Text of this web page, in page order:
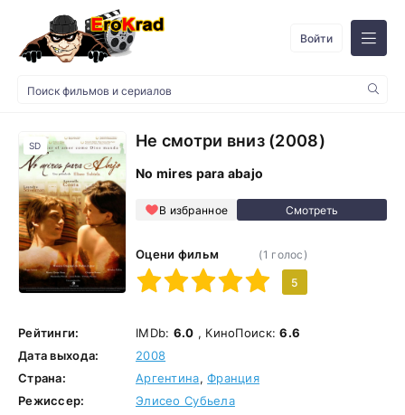
Войти
Не смотри вниз (2008)
No mires para abajo
В избранное
SD
Оцени фильм
1
2 3 5
(1 голос)
5
Рейтинги: IMDb: 6.0 , КиноПоиск:6.6
Дата выхода:
2008
Страна:
Аргентина,Франция
Режиссер:
Элисео Субьела